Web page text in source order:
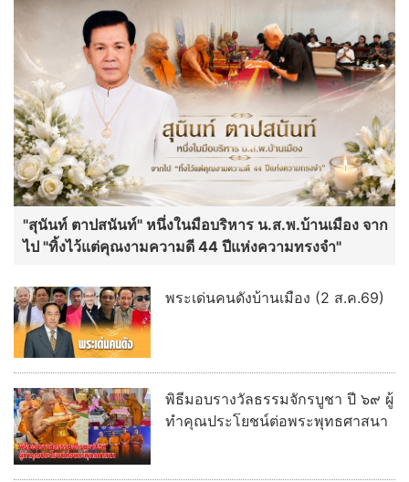
"สุนันท์ ตาปสนันท์" หนึ่งในมือบริหาร น.ส.พ.บ้านเมือง จาก
ไป "ทิ้งไว้แต่คุณงามความดี 44 ปีแห่งความทรงจำ"
พระเด่นคนดังบ้านเมือง (2 ส.ค.69)
พิธีมอบรางวัลธรรมจักรบูชา ปี ๖๙ ผู้
ทำคุณประโยชน์ต่อพระพุทธศาสนา